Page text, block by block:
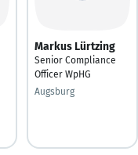
Markus Lürtzing
Senior Compliance
Officer WpHG
Augsburg